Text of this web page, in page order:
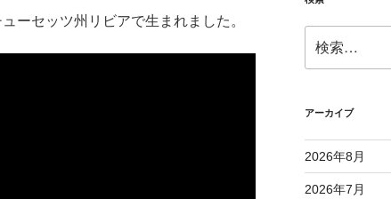
ーセッツ州リビアで生まれました。
索:
アーカイブ
2026年8月
2026年7月